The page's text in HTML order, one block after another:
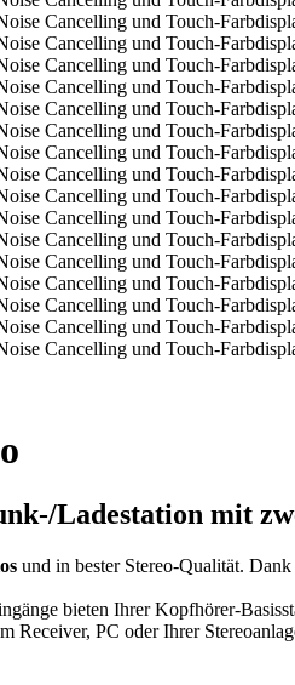
Ladestation mit
und in bester Stereo-Qualität.
bieten Ihrer Kopfhörer-
Receiver, PC oder Ihrer